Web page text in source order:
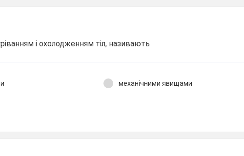
і охолодженням тіл, називають
механічними явищами